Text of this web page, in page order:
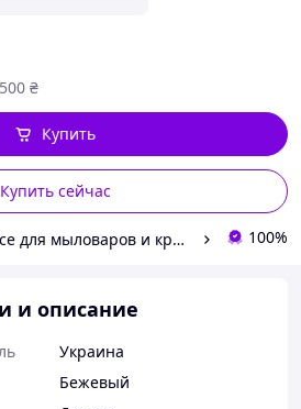
₴
Купить сейчас
Купить
Продавец "МарСия" - все для мыловаров и кремоваров 100%
и описание
Украина
Бежевый